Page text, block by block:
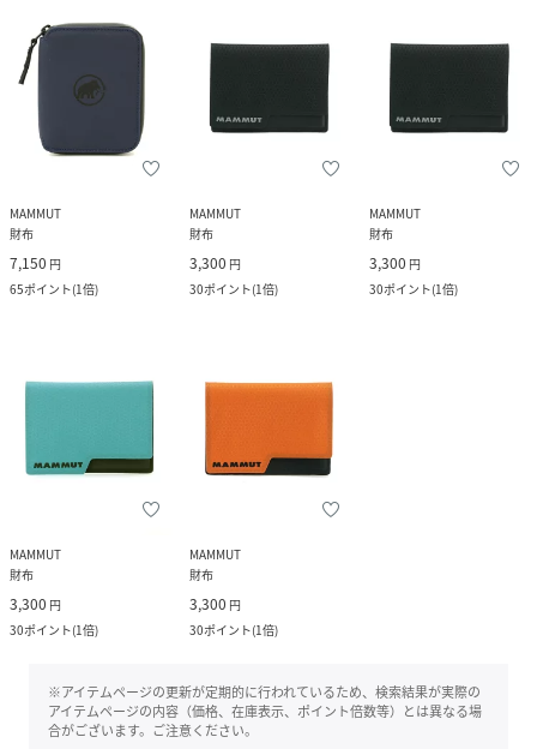
MAMMUT
財布
7,150 円
65ポイント(1倍)
MAMMUT
財布
3,300 円
30ポイント(1倍)
MAMMUT
財布
3,300 円
30ポイント(1倍)
MAMMUT
財布
3,300 円
30ポイント(1倍)
MAMMUT
財布
3,300 円
30ポイント(1倍)
※アイテムページの更新が定期的に行われているため、検索結果が実際の
アイテムページの内容（価格、在庫表示、ポイント倍数等）とは異なる場
合がございます。ご注意ください。